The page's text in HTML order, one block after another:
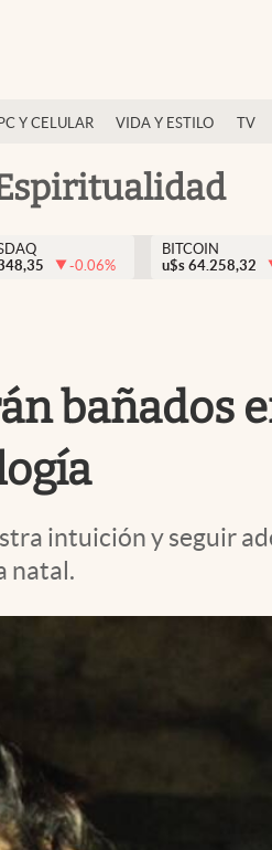
PC Y CELULAR VIDA Y ESTILO TV
-0.06%
BITCOIN
u$s 64.258,32
bañados
intuición y seguir
natal.